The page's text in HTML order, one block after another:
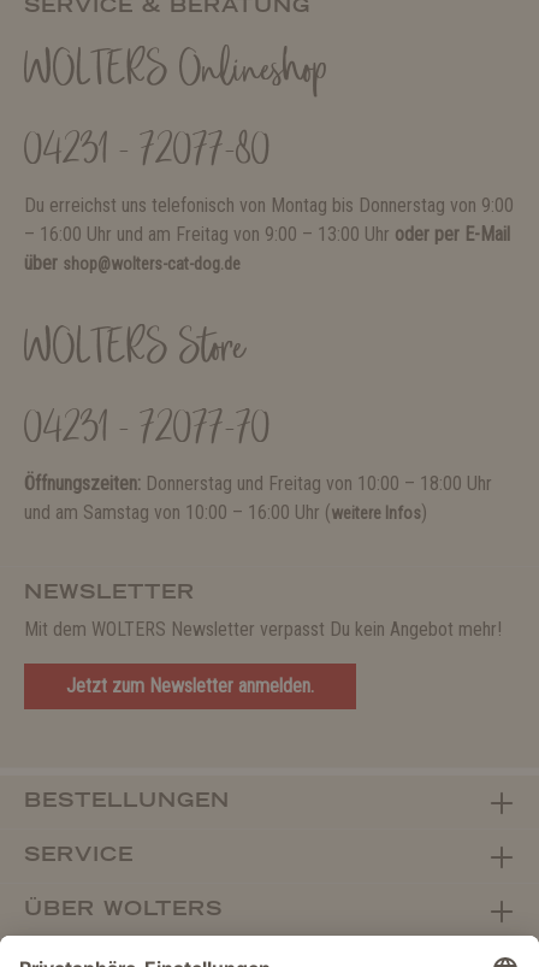
SERVICE & BERATUNG
WOLTERS Onlineshop
04231 - 72077-80
Du erreichst uns telefonisch von Montag bis Donnerstag von 9:00
– 16:00 Uhr und am Freitag von 9:00 – 13:00 Uhr oder per E-Mail
über shop@wolters-cat-dog.de
WOLTERS Store
04231 - 72077-70
Öffnungszeiten: Donnerstag und Freitag von 10:00 – 18:00 Uhr
und am Samstag von 10:00 – 16:00 Uhr (weitere Infos)
NEWSLETTER
Mit dem WOLTERS Newsletter verpasst Du kein Angebot mehr!
Jetzt zum Newsletter anmelden.
BESTELLUNGEN
SERVICE
ÜBER WOLTERS